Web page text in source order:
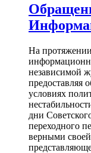
На протяжении
независимой
предоставляя
условиях
дни
переходного
верными